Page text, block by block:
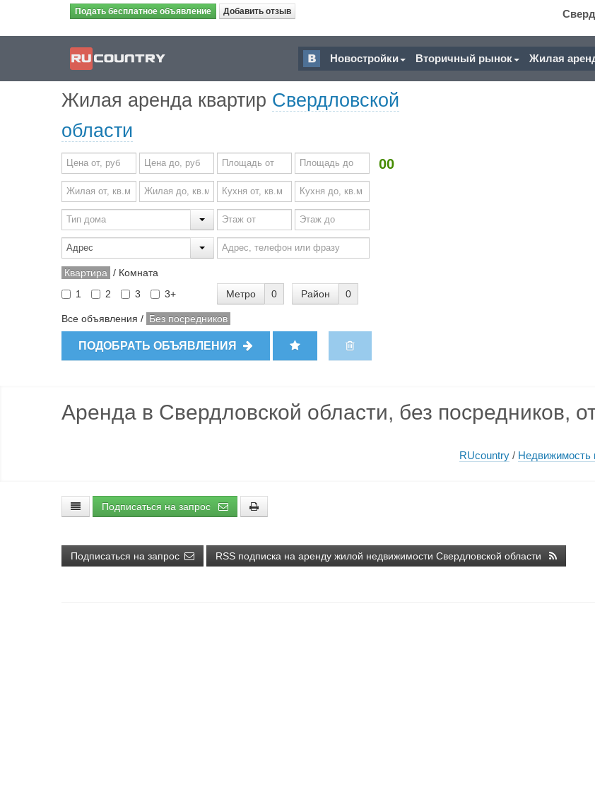
Подать бесплатное объявление Добавить отзыв
Новостройки Вторичный рынок Жилая
Жилая аренда квартир Свердловской
области
00
Квартира / Комната
1
2 3 3+ Метро 0 Район 0
Все объявления / Без посредников
ПОДОБРАТЬ ОБЪЯВЛЕНИЯ
Аренда в Свердловской области, без посредников,
RUcountry / Недвижимость
Подписаться на запрос
Подписаться на запрос RSS подписка на аренду жилой недвижимости Свердловской области